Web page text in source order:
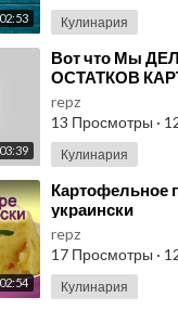
Кулинария
⁣Вот что Мы
ОСТАТКОВ
ПЮРЕ! Очень
ПРОСТЫХ
repz
13 Просмотры ·
Кулинария
⁣Картофельное
украински
repz
17 Просмотры ·
Кулинария